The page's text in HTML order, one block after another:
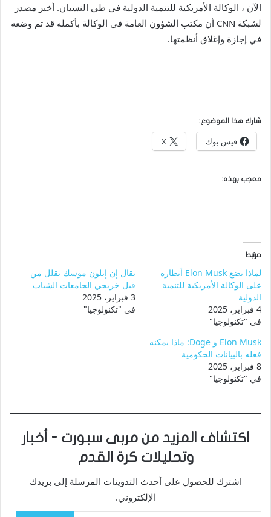
الآن ، الوكالة الأمريكية للتنمية الدولية في طي النسيان. أخبر مصدر
لشبكة CNN أن مكتب الشؤون العامة في الوكالة بأكمله قد تم وضعه
في إجازة وإغلاق أنظمتها.
شارك هذا الموضوع:
فيس بوك X
معجب بهذه:
مرتبط
لماذا يضع Elon Musk أنظاره
على الوكالة الأمريكية للتنمية
الدولية
4 فبراير، 2025
في "تكنولوجيا"
يقال إن إيلون موسك تقلل من
قبل خريجي الجامعات الشباب
3 فبراير، 2025
في "تكنولوجيا"
Elon Musk و Doge: ماذا يمكنه
فعله بالبيانات الحكومية
8 فبراير، 2025
في "تكنولوجيا"
اكتشاف المزيد من مربى سبورت - أخبار
وتحليلات كرة القدم
اشترك للحصول على أحدث التدوينات المرسلة إلى بريدك
الإلكتروني.
كتابة بريدك الإلكتروني...